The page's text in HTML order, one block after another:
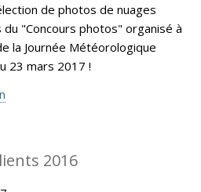
de photos de nuages
"Concours photos" organisé à
la Journée Météorologique
23 mars 2017 !
2016